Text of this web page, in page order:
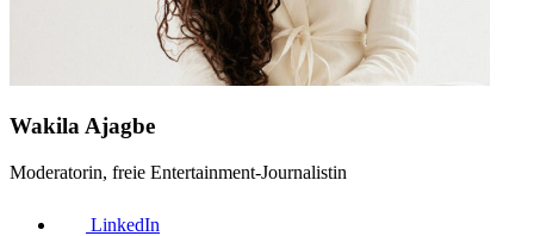
Wakila Ajagbe
Moderatorin, freie Entertainment-Journalistin
LinkedIn